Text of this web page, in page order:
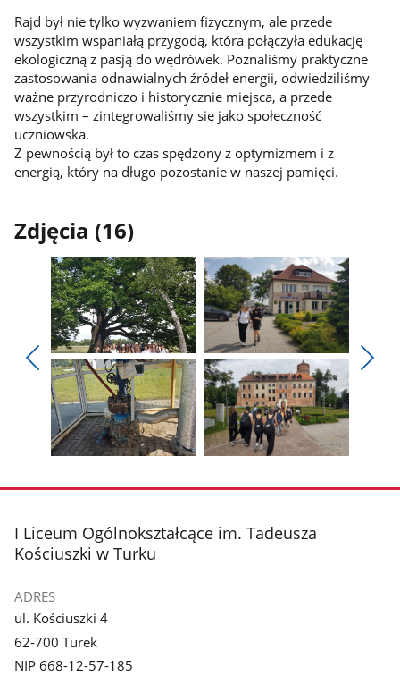
Rajd był nie tylko wyzwaniem fizycznym, ale przede
wszystkim wspaniałą przygodą, która połączyła edukację
ekologiczną z pasją do wędrówek. Poznaliśmy praktyczne
zastosowania odnawialnych źródeł energii, odwiedziliśmy
ważne przyrodniczo i historycznie miejsca, a przede
wszystkim – zintegrowaliśmy się jako społeczność
uczniowska.
Z pewnością był to czas spędzony z optymizmem i z
energią, który na długo pozostanie w naszej pamięci.
Zdjęcia (16)
Pokaż
poprzednie
zdjęcia
Pokaż
zdjęcie
1
z
galerii.
Pokaż
zdjęcie
2
z
galerii.
galerii.
galerii.
stopka
I Liceum Ogólnokształcące im. Tadeusza
Kościuszki w Turku
ADRES
ul. Kościuszki 4
62-700 Turek
NIP 668-12-57-185